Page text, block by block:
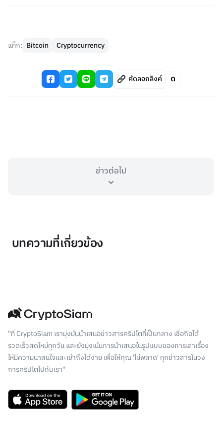
แท็ก: Bitcoin Cryptocurrency
คัดลอกลิงค์
ข่าวต่อไป
บทความที่เกี่ยวข้อง
"ที่ CryptoSiam เรามุ่งมั่นนำเสนอข่าวสารคริปโตที่เป็นกลาง เชื่อถือได้
รวดเร็วสดใหม่ทุกวัน และยังมุ่งเน้นการนำเสนอในรูปแบบของการเล่าเรื่อง
ให้มีความน่าสนใจและเข้าถึงได้ง่าย เพื่อให้คุณ 'ไม่พลาด' ทุกข่าวสารในวง
การคริปโตไปกับเรา"